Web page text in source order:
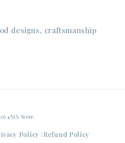
designs, craftsmanship
4NiX Store.
Policy | Refund Policy